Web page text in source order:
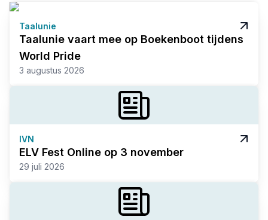
Taalunie
Taalunie vaart mee op Boekenboot tijdens
World Pride
3 augustus 2026
IVN
ELV Fest Online op 3 november
29 juli 2026